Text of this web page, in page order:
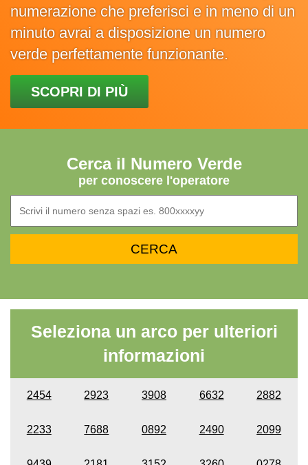
numerazione che preferisci e in meno di un
minuto avrai a disposizione un numero
verde perfettamente funzionante.
SCOPRI DI PIÙ
Cerca il Numero Verde
per conoscere l'operatore
Seleziona un arco per ulteriori
informazioni
2454 2923 3908 6632 2882
2233 7688 0892 2490 2099